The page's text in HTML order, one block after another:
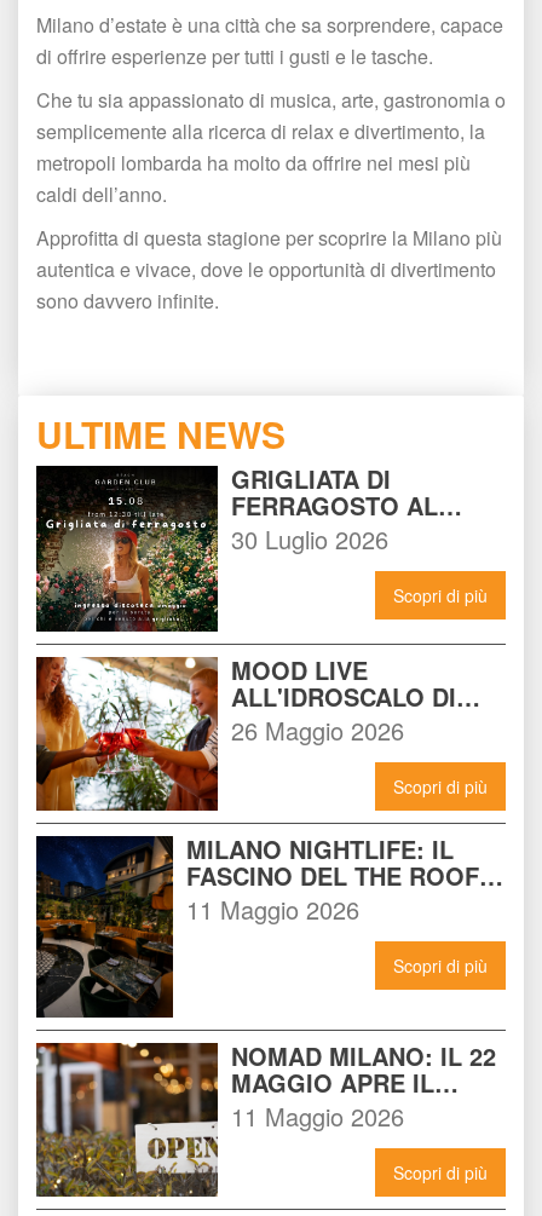
Milano d’estate è una città che sa sorprendere, capace
di offrire esperienze per tutti i gusti e le tasche.
Che tu sia appassionato di musica, arte, gastronomia o
emplicemente alla ricerca di relax e divertimento, la
metropoli lombarda ha molto da offrire nei mesi più
caldi dell’anno.
Approfitta di questa stagione per scoprire la Milano più
autentica e vivace, dove le opportunità di divertimento
ono davvero infinite.
ULTIME NEWS
GRIGLIATA DI
FERRAGOSTO AL
BEACH GARDEN CLUB
MILANO: LA FESTA DA
NON PERDERE DEL 15
30 Luglio 2026
Scopri di più
MOOD LIVE
ALL'IDROSCALO DI
MILANO: IL LOCALE
CHE DEVI CONOSCERE
26 Maggio 2026
Scopri di più
MILANO NIGHTLIFE: IL
FASCINO DEL THE ROOF
14 INCONTRA L'ENERGIA
DEL NOMAD
11 Maggio 2026
Scopri di più
NOMAD MILANO: IL 22
MAGGIO APRE IL
LOCALE CHE
CAMBIERÀ I VENERDÌ
SERA A MILANO
11 Maggio 2026
Scopri di più